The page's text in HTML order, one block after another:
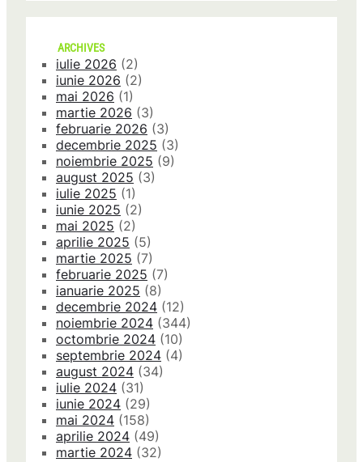
ARCHIVES
iulie 2026 (2)
iunie 2026 (2)
mai 2026 (1)
martie 2026 (3)
februarie 2026 (3)
decembrie 2025 (3)
noiembrie 2025 (9)
august 2025 (3)
iulie 2025 (1)
iunie 2025 (2)
mai 2025 (2)
aprilie 2025 (5)
martie 2025 (7)
februarie 2025 (7)
ianuarie 2025 (8)
decembrie 2024 (12)
noiembrie 2024 (344)
octombrie 2024 (10)
septembrie 2024 (4)
august 2024 (34)
iulie 2024 (31)
iunie 2024 (29)
mai 2024 (158)
aprilie 2024 (49)
martie 2024 (32)